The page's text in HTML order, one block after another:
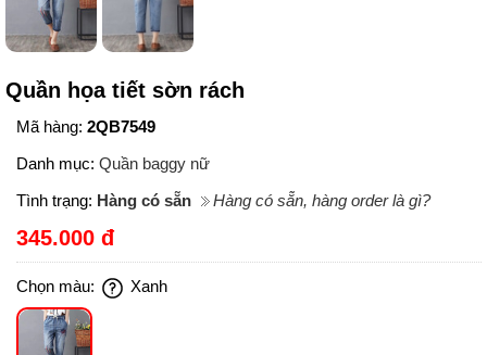
Quần họa tiết sờn rách
Mã hàng: 2QB7549
Danh mục: Quần baggy nữ
Tình trạng: Hàng có sẵn Hàng có sẵn, hàng order là gì?
345.000 đ
Chọn màu: Xanh